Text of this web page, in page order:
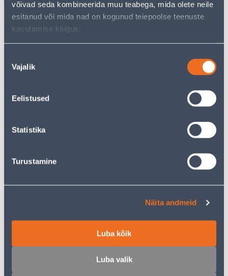
võivad seda kombineerida muu teabega, mida olete neile
esitanud või mida nad on kogunud teiepoolse teenuste
kasutamise käigus.
valik
Vajalik
Eelistused
Statistika
Turustamine
Näita andmeid
Luba kõik
Luba valik
LIIKUMISANDUR SPECTOR
LIIKUMISANDUR SPECTOR
LIGHT 207-W 360° 6M
LIIKUMISANDUR SPECTOR
LIIKUMISANDUR SPECTOR
LIGHT JQ30-B 180° 12M
MUST